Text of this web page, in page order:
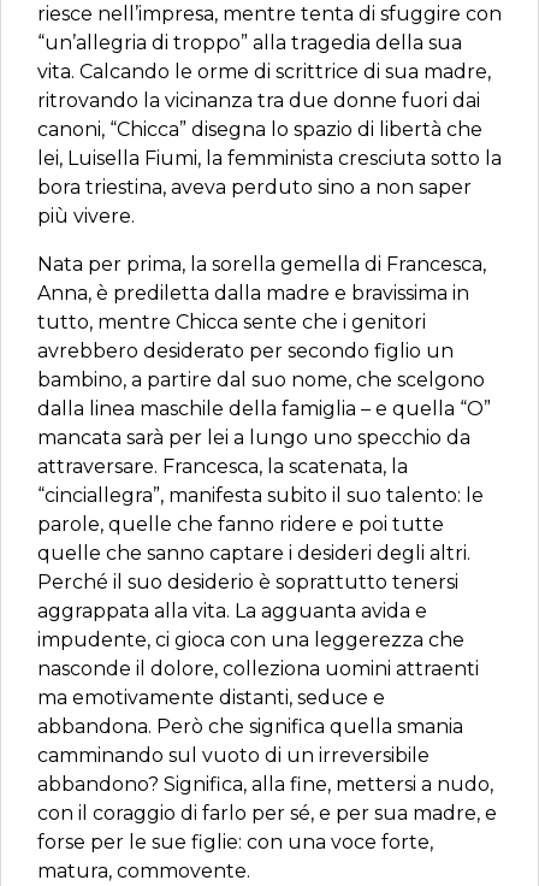
riesce nell’impresa, mentre tenta di sfuggire con
“un’allegria di troppo” alla tragedia della sua
vita. Calcando le orme di scrittrice di sua madre,
ritrovando la vicinanza tra due donne fuori dai
canoni, “Chicca” disegna lo spazio di libertà che
lei, Luisella Fiumi, la femminista cresciuta sotto la
bora triestina, aveva perduto sino a non saper
più vivere.
Nata per prima, la sorella gemella di Francesca,
Anna, è prediletta dalla madre e bravissima in
tutto, mentre Chicca sente che i genitori
avrebbero desiderato per secondo figlio un
bambino, a partire dal suo nome, che scelgono
dalla linea maschile della famiglia – e quella “O”
mancata sarà per lei a lungo uno specchio da
attraversare. Francesca, la scatenata, la
“cinciallegra”, manifesta subito il suo talento: le
parole, quelle che fanno ridere e poi tutte
quelle che sanno captare i desideri degli altri.
Perché il suo desiderio è soprattutto tenersi
aggrappata alla vita. La agguanta avida e
impudente, ci gioca con una leggerezza che
nasconde il dolore, colleziona uomini attraenti
ma emotivamente distanti, seduce e
abbandona. Però che significa quella smania
camminando sul vuoto di un irreversibile
abbandono? Significa, alla fine, mettersi a nudo,
con il coraggio di farlo per sé, e per sua madre, e
forse per le sue figlie: con una voce forte,
matura, commovente.